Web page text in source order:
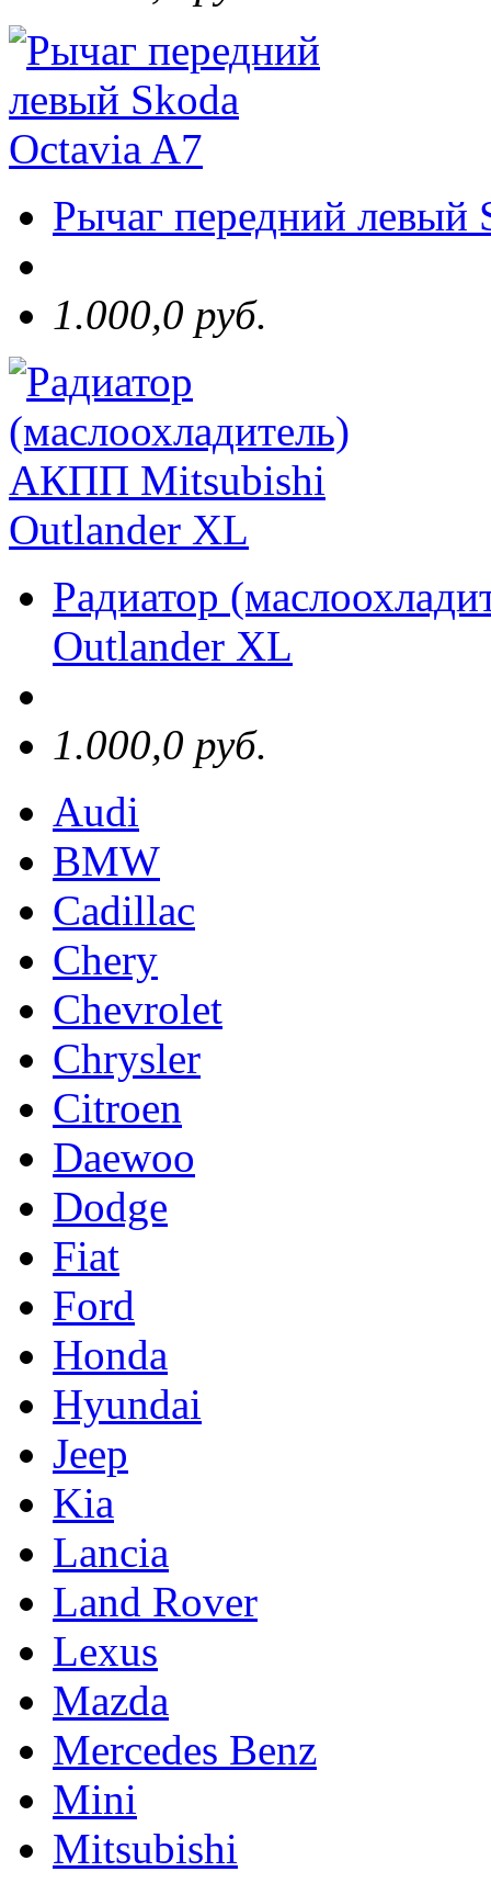
Рычаг передний левый
1.000,0 руб.
Радиатор
Outlander XL
1.000,0 руб.
Audi
BMW
Cadillac
Chery
Chevrolet
Chrysler
Citroen
Daewoo
Dodge
Fiat
Ford
Honda
Hyundai
Jeep
Kia
Lancia
Land Rover
Lexus
Mazda
Mercedes Benz
Mini
Mitsubishi